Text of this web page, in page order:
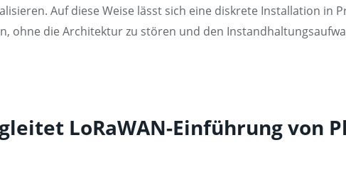
Auf diese Weise lässt sich eine diskrete Installation in
ohne die Architektur zu stören und den
LoRaWAN-Einführung von